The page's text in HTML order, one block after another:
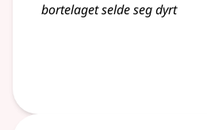
bortelaget selde seg dyrt